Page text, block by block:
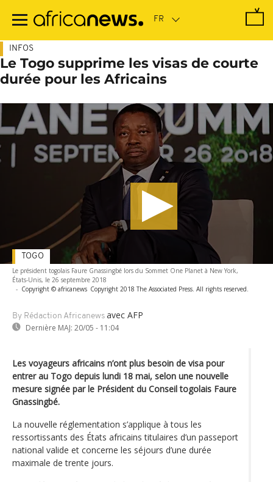
contenu
INFOS
Le Togo supprime les visas de courte
durée pour les Africains
Le président togolais Faure Gnassingbé lors du Sommet One Planet à New York,
États-Unis, le 26 septembre 2018
- Copyright © africanews Copyright 2018 The Associated Press. All rights reserved.
By Rédaction Africanews avec AFP
Dernière MAJ: 20/05 - 11:04
TOGO
Les voyageurs africains n’ont plus besoin de visa pour
entrer au Togo depuis lundi 18 mai, selon une nouvelle
mesure signée par le Président du Conseil togolais Faure
Gnassingbé.
La nouvelle réglementation s’applique à tous les
ressortissants des États africains titulaires d’un passeport
national valide et concerne les séjours d’une durée
maximale de trente jours.